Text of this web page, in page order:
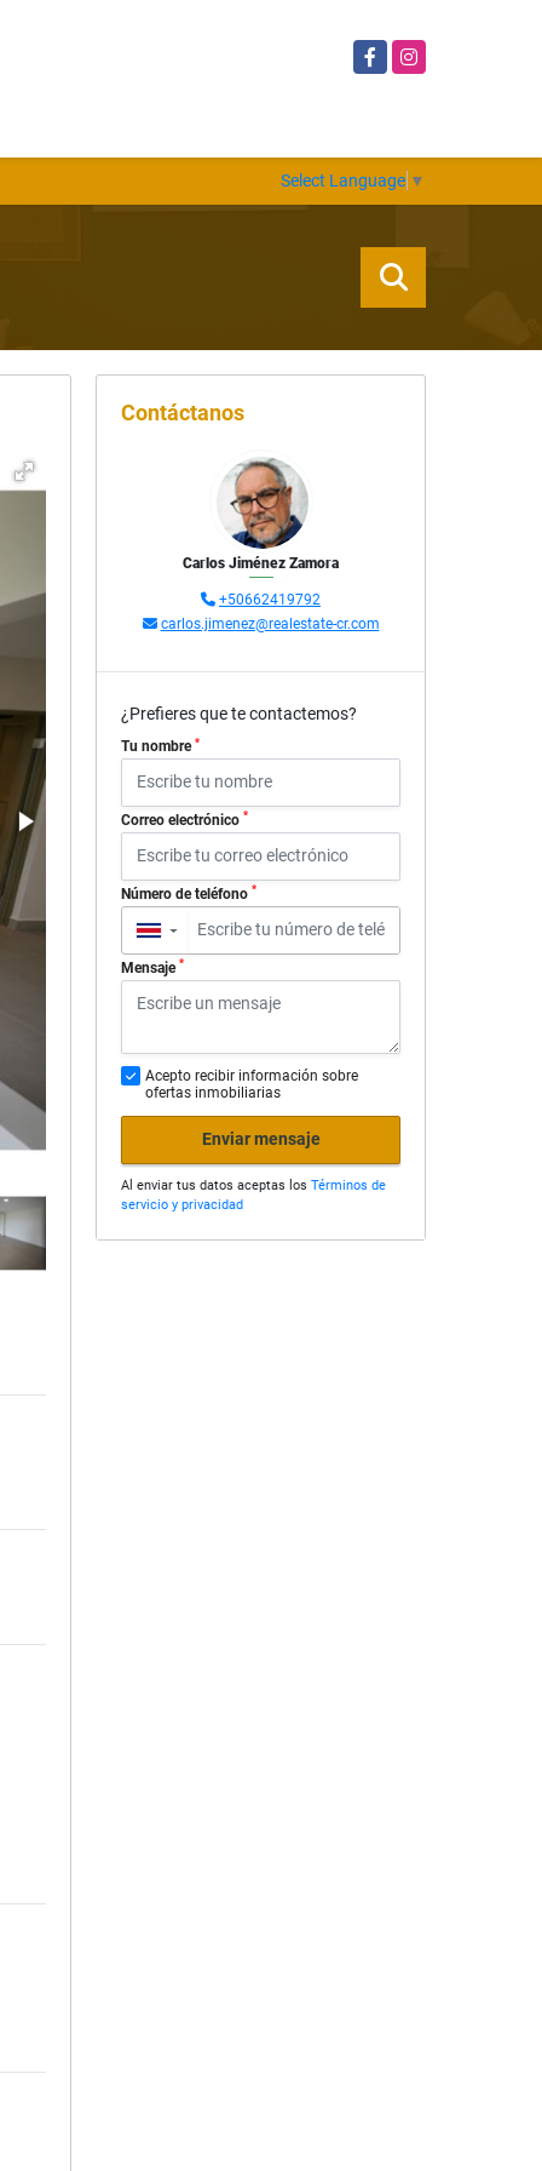
FacebookInstagram
Select Language ▼
Contáctanos
Carlos Jiménez Zamora
+50662419792
carlos.jimenez@realestate-cr.com
¿Prefieres que te contactemos?
Tu nombre *
Correo electrónico *
Número de teléfono *
▼
Mensaje *
Acepto recibir información sobre
ofertas inmobiliarias
Enviar mensaje
Al enviar tus datos aceptas los Términos de
servicio y privacidad